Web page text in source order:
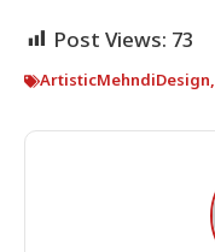
Post Views: 73
ArtisticMehndiDesign,